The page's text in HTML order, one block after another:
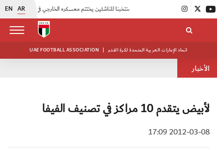
EN AR
اتحاد الكرة يُنظم ورشة عمل للمراقبين المعتمدين |
UAE FOOTBALL ASSOCIATION | اتحاد الإمارات العربية المتحدة لكرة القدم
الأخبار
لأبيض يتقدم 10 مراكز في تصنيف الفيفا
2012-03-08 17:09